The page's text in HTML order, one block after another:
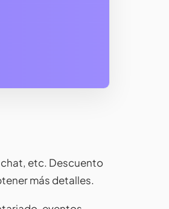
etc. Descuento
más detalles.